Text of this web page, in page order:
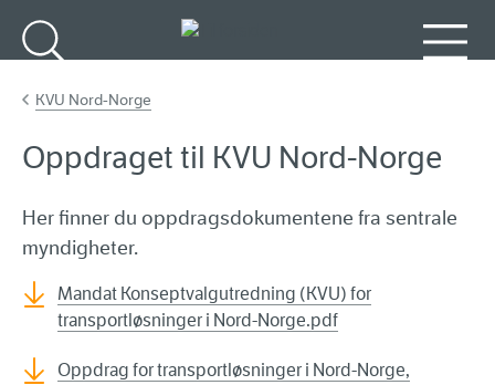
KVU Nord-Norge
Oppdraget til KVU Nord-Norge
Her finner du oppdragsdokumentene fra sentrale
myndigheter.
Mandat Konseptvalgutredning (KVU) for
transportløsninger i Nord-Norge.pdf
Oppdrag for transportløsninger i Nord-Norge,